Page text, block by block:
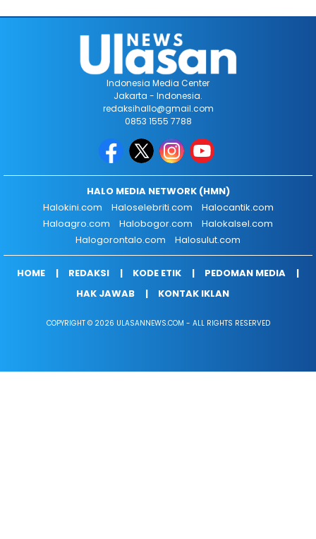
Indonesia Media Center
Jakarta - Indonesia.
redaksihallo@gmail.com
0853 1555 7788
HALO MEDIA NETWORK (HMN)
Halokini.com
Haloselebriti.com
Halocantik.com
Haloagro.com
Halobogor.com
Halokalsel.com
Halogorontalo.com
Halosulut.com
HOME REDAKSI KODE ETIK
PEDOMAN MEDIA
HAK JAWAB
KONTAK IKLAN
COPYRIGHT © 2026 ULASANNEWS.COM - ALL RIGHTS RESERVED